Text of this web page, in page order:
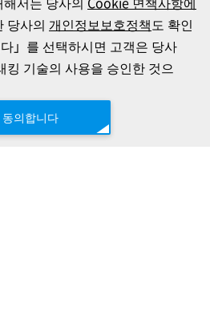
당사의 개인정보보호정책도 확인
」를 선택하시면 고객은 당사
기술의 사용을 승인한 것으
동의합니다